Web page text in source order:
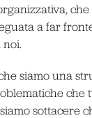
a far
siamo una
che
sottacere